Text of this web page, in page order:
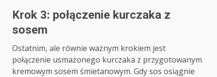
Krok 3: połączenie kurczaka z
sosem
Ostatnim, ale równie ważnym krokiem jest
połączenie usmażonego kurczaka z przygotowanym
kremowym sosem śmietanowym. Gdy sos osiągnie